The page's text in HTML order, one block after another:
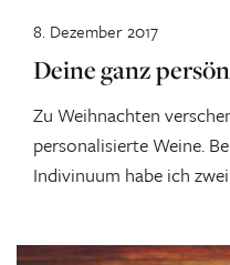
Deine ganz
Zu Weihnachten
personalisierte Weine.
Indivinuum habe ich
8. Dezember 2017